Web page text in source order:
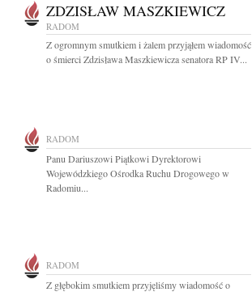
ZDZISŁAW MASZKIEWICZ
RADOM
Z ogromnym smutkiem i żalem przyjąłem wiadomość
o śmierci Zdzisława Maszkiewicza senatora RP IV...
RADOM
Panu Dariuszowi Piątkowi Dyrektorowi
Wojewódzkiego Ośrodka Ruchu Drogowego w
Radomiu...
RADOM
Z głębokim smutkiem przyjęliśmy wiadomość o